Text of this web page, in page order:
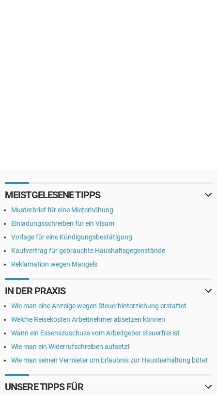
MEISTGELESENE TIPPS
Musterbrief für eine Mieterhöhung
Einladungsschreiben für ein Visum
Vorlage für eine Kündigungsbestätigung
Kaufvertrag für gebrauchte Haushaltsgegenstände
Reklamation wegen Mangels
IN DER PRAXIS
Wie man eine Anzeige wegen Steuerhinterziehung erstattet
Welche Reisekosten Arbeitnehmer absetzen können
Wann ein Essenszuschuss vom Arbeitgeber steuerfrei ist
Wie man ein Widerrufschreiben aufsetzt
Wie man seinen Vermieter um Erlaubnis zur Haustierhaltung bittet
UNSERE TIPPS FÜR